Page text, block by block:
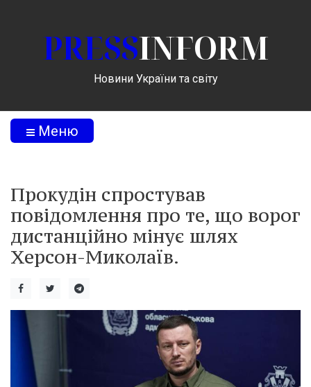
PRESSINFORM
Новини України та світу
Меню
Прокудін спростував
повідомлення про те, що ворог
дистанційно мінує шлях
Херсон-Миколаїв.